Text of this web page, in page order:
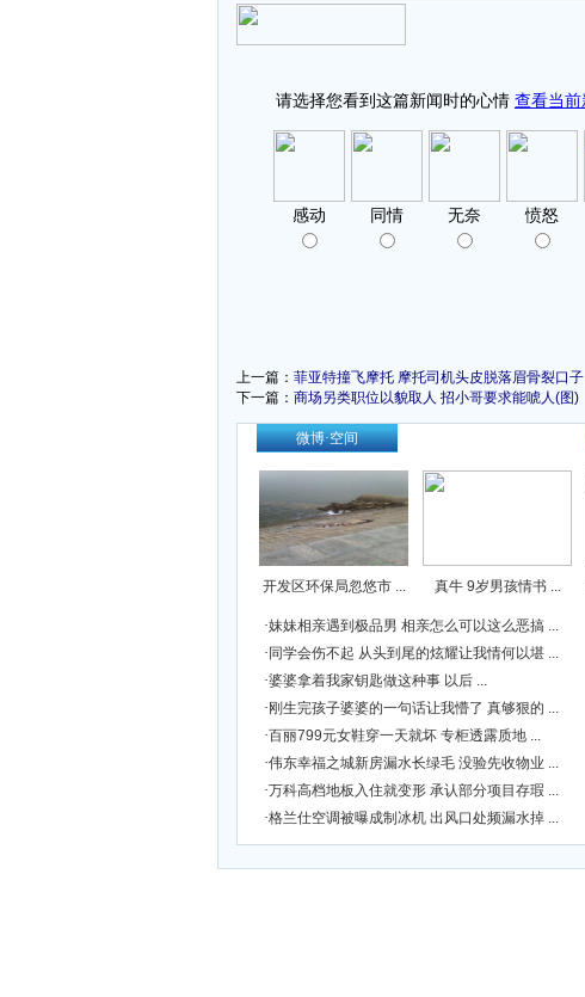
上一篇： 菲亚特撞飞摩托 摩托司机头皮脱落眉骨裂口子
下一篇： 商场另类职位以貌取人 招小哥要求能唬人(图)